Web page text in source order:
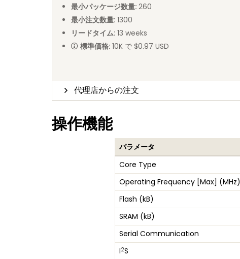
最小パッケージ数量: 260
最小注文数量: 1300
リードタイム: 13 weeks
標準価格: 10K で $0.97 USD
代理店からの注文
操作機能
パラメータ
Core Type
Operating Frequency [Max] (MHz)
Flash (kB)
SRAM (kB)
Serial Communication
I2S